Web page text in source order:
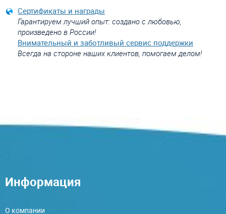
Сертификаты и награды
Гарантируем лучший опыт: создано с любовью,
произведено в России!
Внимательный и заботливый сервис поддержки
Всегда на стороне наших клиентов, помогаем делом!
Информация
О компании